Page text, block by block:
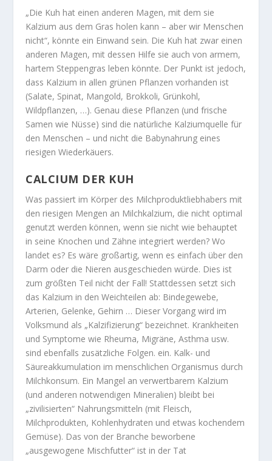
„Die Kuh hat einen anderen Magen, mit dem sie
Kalzium aus dem Gras holen kann – aber wir Menschen
nicht“, könnte ein Einwand sein. Die Kuh hat zwar einen
anderen Magen, mit dessen Hilfe sie auch von armem,
hartem Steppengras leben könnte. Der Punkt ist jedoch,
dass Kalzium in allen grünen Pflanzen vorhanden ist
(Salate, Spinat, Mangold, Brokkoli, Grünkohl,
Wildpflanzen, …). Genau diese Pflanzen (und frische
Samen wie Nüsse) sind die natürliche Kalziumquelle für
den Menschen – und nicht die Babynahrung eines
riesigen Wiederkäuers.
CALCIUM DER KUH
Was passiert im Körper des Milchproduktliebhabers mit
den riesigen Mengen an Milchkalzium, die nicht optimal
genutzt werden können, wenn sie nicht wie behauptet
in seine Knochen und Zähne integriert werden? Wo
landet es? Es wäre großartig, wenn es einfach über den
Darm oder die Nieren ausgeschieden würde. Dies ist
zum größten Teil nicht der Fall! Stattdessen setzt sich
das Kalzium in den Weichteilen ab: Bindegewebe,
Arterien, Gelenke, Gehirn … Dieser Vorgang wird im
Volksmund als „Kalzifizierung“ bezeichnet. Krankheiten
und Symptome wie Rheuma, Migräne, Asthma usw.
sind ebenfalls zusätzliche Folgen. ein. Kalk- und
Säureakkumulation im menschlichen Organismus durch
Milchkonsum. Ein Mangel an verwertbarem Kalzium
(und anderen notwendigen Mineralien) bleibt bei
„zivilisierten“ Nahrungsmitteln (mit Fleisch,
Milchprodukten, Kohlenhydraten und etwas kochendem
Gemüse). Das von der Branche beworbene
„ausgewogene Mischfutter“ ist in der Tat